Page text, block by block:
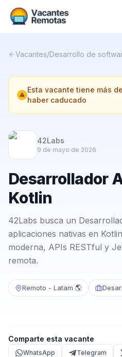
Nosotros
Contacto
Calculadora Freelance
Vacantes/Desarrollo de
Esta vacante tiene más
haber caducado
42Labs
9 de mayo de 2026
Desarrollador
Kotlin
42Labs busca un
aplicaciones nativas en
moderna, APIs RESTful y
remota.
Remoto - Latam 🌎
Comparte esta vacante
WhatsApp Telegram